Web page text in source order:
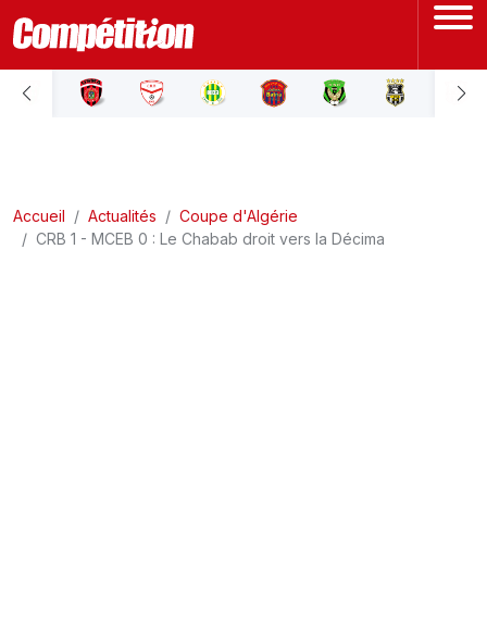
ACCUEIL
LIGUE 2
Accueil Actualités
Coupe d'Algérie
CRB 1 - MCEB 0 : Le Chabab droit vers la Décima